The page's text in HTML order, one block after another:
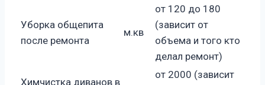
Уборка общепита
после ремонта
м.кв
от 120 до 180
(зависит от
объема и того кто
делал ремонт)
Химчистка диванов в
от 2000 (зависит